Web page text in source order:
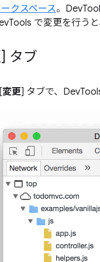
クスペース。
で変更を行う
タブ
変更] タブで、